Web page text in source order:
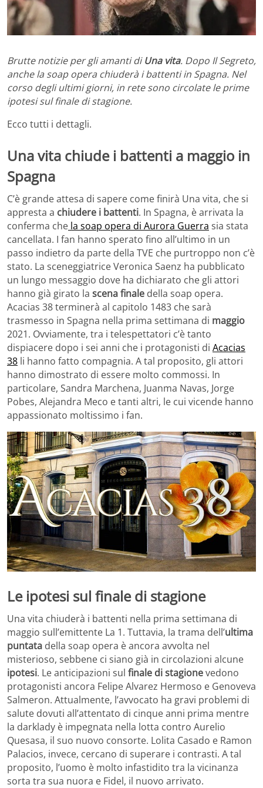
Brutte notizie per gli amanti diUna vita. Dopo Il Segreto,
anche la soap opera chiuderà i battenti in Spagna. Nel
corso degli ultimi giorni, in rete sono circolate le prime
ipotesi sul finale di stagione.
Ecco tutti i dettagli.
Una vita chiude i battenti a maggio in
Spagna
C’è grande attesa di sapere come finirà Una vita, che si
appresta a chiudere i battenti. In Spagna, è arrivata la
conferma che la soap opera di Aurora Guerra sia stata
cancellata. I fan hanno sperato fino all’ultimo in un
passo indietro da parte della TVE che purtroppo non c’è
stato. La sceneggiatrice Veronica Saenz ha pubblicato
un lungo messaggio dove ha dichiarato che gli attori
hanno già girato la scena finale della soap opera.
Acacias 38 terminerà al capitolo 1483 che sarà
trasmesso in Spagna nella prima settimana di maggio
2021. Ovviamente, tra i telespettatori c’è tanto
dispiacere dopo i sei anni che i protagonisti di Acacias
38 li hanno fatto compagnia. A tal proposito, gli attori
hanno dimostrato di essere molto commossi. In
particolare, Sandra Marchena, Juanma Navas, Jorge
Pobes, Alejandra Meco e tanti altri, le cui vicende hanno
appassionato moltissimo i fan.
Le ipotesi sul finale di stagione
Una vita chiuderà i battenti nella prima settimana di
maggio sull’emittente La 1. Tuttavia, la trama dell’ultima
puntata della soap opera è ancora avvolta nel
misterioso, sebbene ci siano già in circolazioni alcune
ipotesi. Le anticipazioni sul finale di stagionevedono
protagonisti ancora Felipe Alvarez Hermoso e Genoveva
Salmeron. Attualmente, l’avvocato ha gravi problemi di
salute dovuti all’attentato di cinque anni prima mentre
la darklady è impegnata nella lotta contro Aurelio
Quesasa, il suo nuovo consorte. Lolita Casado e Ramon
Palacios, invece, cercano di superare i contrasti. A tal
proposito, l’uomo è molto infastidito tra la vicinanza
sorta tra sua nuora e Fidel, il nuovo arrivato.